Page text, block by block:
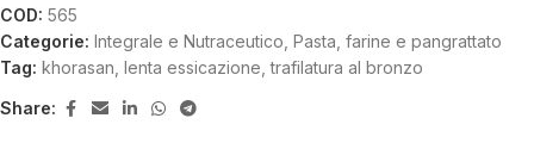
COD: 565
Categorie: Integrale e Nutraceutico Pasta, farine e pangrattato
Tag: khorasan lenta essicazione trafilatura al bronzo
Share: